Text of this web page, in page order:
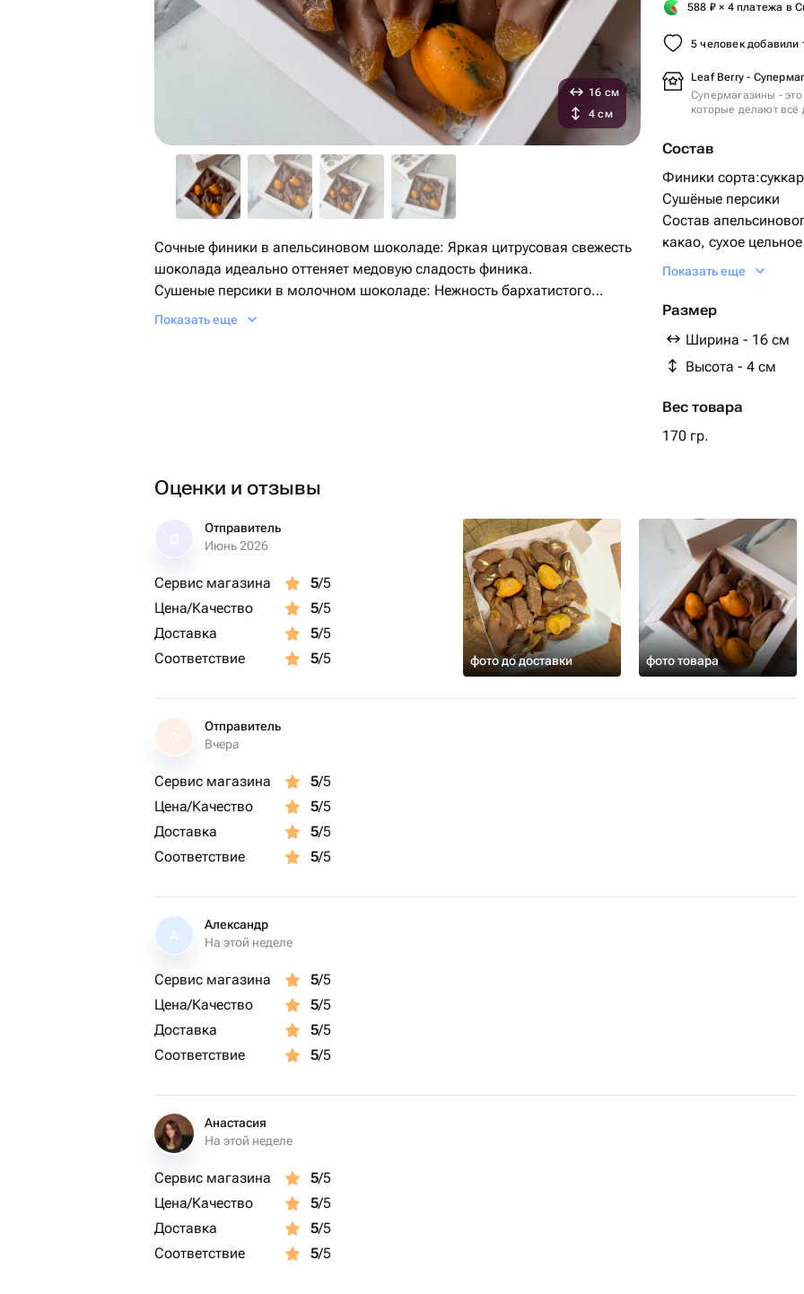
588 ₽ × 4 платежа в
5 человек добавили
Leaf Berry -
Супермагазины -
которые делают всё
Состав
Финики
Сушёные персики
Состав
какао, сухое
лецитин,
Состав белого
сахар, масло какао
молоко,
Показать еще
Размер
Ширина - 16 см
Высота - 4 см
Вес товара
170 гр.
16 см
4 см
Сочные финики в апельсиновом шоколаде: Яркая цитрусовая свежесть
шоколада идеально оттеняет медовую сладость финика.
Сушеные персики в молочном шоколаде: Нежность бархатистого
молочного шоколада подчеркивает солнечный, фруктовый вкус вяленых
Показать еще
Оценки и отзывы
Отправитель
Июнь 2026
Сервис магазина 5/5
Цена/Качество
5/5
Доставка
5/5
Соответствие
5/5 фото до доставки фото товара
О
Отправитель
Вчера
Сервис магазина 5/5
Цена/Качество
5/5
Доставка
5/5
Соответствие
5/5
А
Александр
На этой неделе
Сервис магазина 5/5
Цена/Качество
5/5
Доставка
5/5
Соответствие
5/5
Анастасия
На этой неделе
Сервис магазина 5/5
Цена/Качество
5/5
Доставка
5/5
Соответствие
5/5